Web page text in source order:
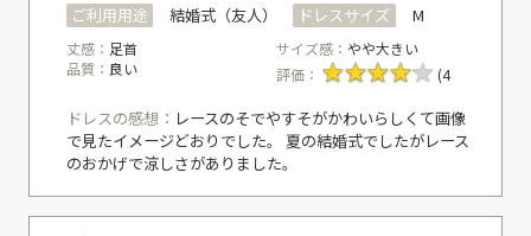
ご利用用途 結婚式（友人） ドレスサイズ M
丈感： 足首 サイズ感： やや大きい
品質： 良い 評価： (4
ドレスの感想： レースのそでやすそがかわいらしくて画像
で見たイメージどおりでした。 夏の結婚式でしたがレース
のおかげで涼しさがありました。